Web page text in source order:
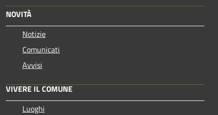
NOVITÀ
Notizie
Comunicati
Avvisi
VIVERE IL COMUNE
Luoghi